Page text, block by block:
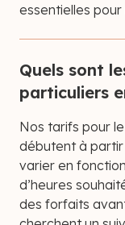
essentielles
Quels sont
particuliers
Nos tarifs pour
débutent à
varier en
d’heures
des forfaits